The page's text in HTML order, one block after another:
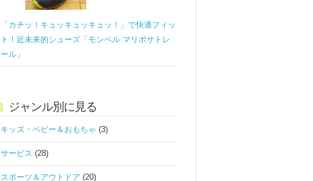
「カチッ！キュッキュッキュッ！」で快適フィッ
ト！近未来的シューズ「モンベル マリポサトレ
ール」
ジャンル別に見る
キッズ・ベビー＆おもちゃ (3)
サービス (28)
スポーツ＆アウトドア (20)